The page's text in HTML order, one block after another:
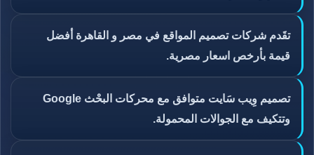
تقَدم شركات تصميم المواقع في مصر و القاهرة أفضل
قيمة بأرخص اسعار مصرية.
تصميم وِيب سَايت متوافق مع محركات البحْث Google
وتتكيف مع الجوالات المحمولة.